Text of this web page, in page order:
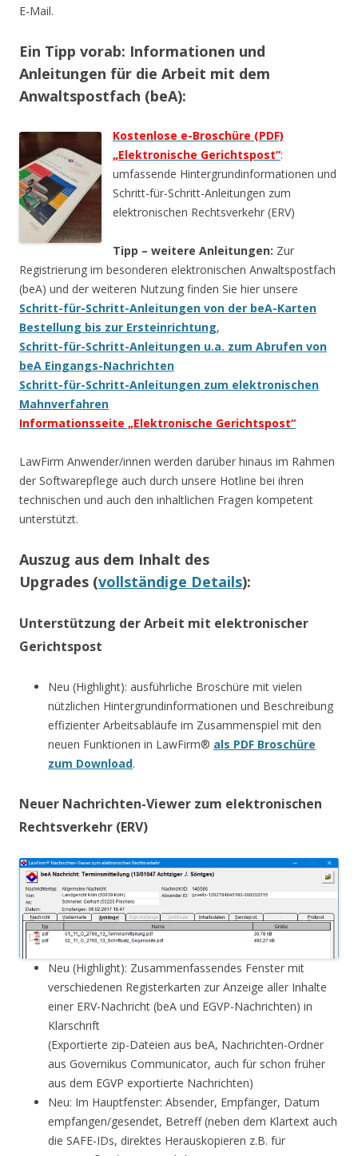
E-Mail.
Ein Tipp vorab: Informationen und
Anleitungen für die Arbeit mit dem
Anwaltspostfach (beA):
Kostenlose e-Broschüre (PDF)
„Elektronische Gerichtspost“:
umfassende Hintergrundinformationen und
Schritt-für-Schritt-Anleitungen zum
elektronischen Rechtsverkehr (ERV)
Tipp – weitere Anleitungen: Zur
Registrierung im besonderen elektronischen Anwaltspostfach
(beA) und der weiteren Nutzung finden Sie hier unsere
Schritt-für-Schritt-Anleitungen von der beA-Karten
Bestellung bis zur Ersteinrichtung,
Schritt-für-Schritt-Anleitungen u.a. zum Abrufen von
beA Eingangs-Nachrichten
Schritt-für-Schritt-Anleitungen zum elektronischen
Mahnverfahren
Informationsseite „Elektronische Gerichtspost“
LawFirm Anwender/innen werden darüber hinaus im Rahmen
der Softwarepflege auch durch unsere Hotline bei ihren
technischen und auch den inhaltlichen Fragen kompetent
unterstützt.
Auszug aus dem Inhalt des
Upgrades (vollständige Details):
Unterstützung der Arbeit mit elektronischer
Gerichtspost
Neu (Highlight): ausführliche Broschüre mit vielen
nützlichen Hintergrundinformationen und Beschreibung
effizienter Arbeitsabläufe im Zusammenspiel mit den
neuen Funktionen in LawFirm® als PDF Broschüre
zum Download.
Neuer Nachrichten-Viewer zum elektronischen
Rechtsverkehr (ERV)
Neu (Highlight): Zusammenfassendes Fenster mit
verschiedenen Registerkarten zur Anzeige aller Inhalte
einer ERV-Nachricht (beA und EGVP-Nachrichten) in
Klarschrift
(Exportierte zip-Dateien aus beA, Nachrichten-Ordner
aus Governikus Communicator, auch für schon früher
aus dem EGVP exportierte Nachrichten)
Neu: Im Hauptfenster: Absender, Empfänger, Datum
empfangen/gesendet, Betreff (neben dem Klartext auch
die SAFE-IDs, direktes Herauskopieren z.B. für